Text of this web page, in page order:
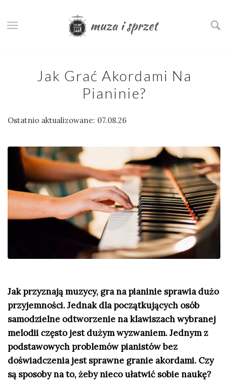
Jak Grać Akordami Na
Pianinie?
Ostatnio aktualizowane: 07.08.26
Jak przyznają muzycy, gra na pianinie sprawia dużo
przyjemności. Jednak dla początkujących osób
samodzielne odtworzenie na klawiszach wybranej
melodii często jest dużym wyzwaniem. Jednym z
podstawowych problemów pianistów bez
doświadczenia jest sprawne granie akordami. Czy
są sposoby na to, żeby nieco ułatwić sobie naukę?